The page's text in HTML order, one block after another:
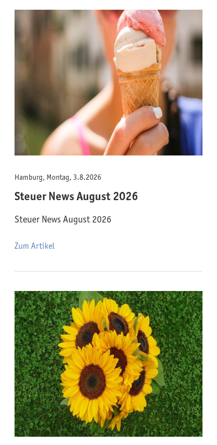
Hamburg, Montag, 3.8.2026
Steuer News August 2026
Steuer News August 2026
Zum Artikel